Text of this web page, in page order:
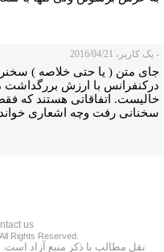
- یک کاربر، 2016/04/21
درکنفرانس با ارزش بررگداشت
خالیست. اتفاقاتی هستند که
سخنانی رفت وچه اشعاری
us
Rights Reserved.
نقل مطالب با ذكر منبع آزاد